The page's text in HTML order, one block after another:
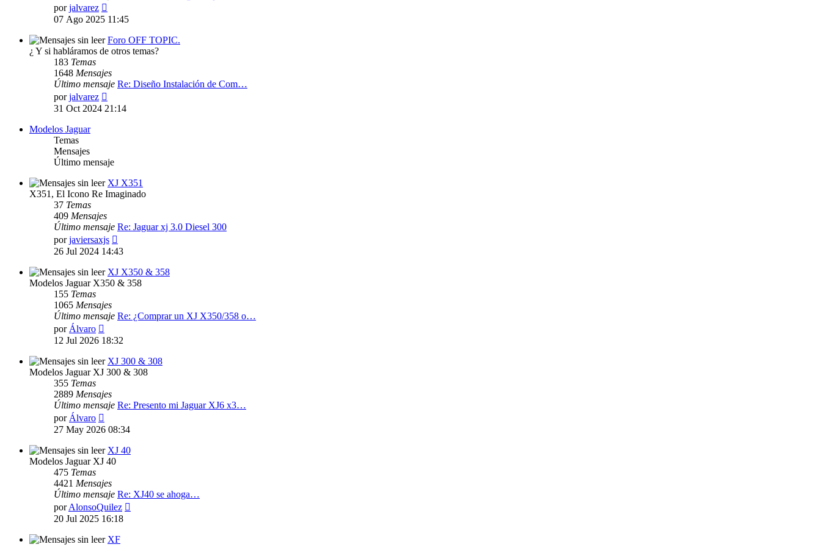
porjalvarez
último
07 Ago 2025 11:45
Foro OFF TOPIC.
¿ Y si habláramos de otros temas?
183 Temas
1648 Mensajes
Último mensaje Re: Diseño Instalación de Com…
porjalvarez
último
31 Oct 2024 21:14
Modelos Jaguar
Temas
Mensajes
Último mensaje
XJ X351
X351, El Icono Re Imaginado
37 Temas
409 Mensajes
Último mensaje Re: Jaguar xj 3.0 Diesel 300
porjaviersaxjs
último
26 Jul 2024 14:43
XJ X350 & 358
Modelos Jaguar X350 & 358
155 Temas
1065 Mensajes
Último mensaje Re: ¿Comprar un XJ X350/358 o…
porÁlvaro
último
12 Jul 2026 18:32
XJ 300 & 308
Modelos Jaguar XJ 300 & 308
355 Temas
2889 Mensajes
Último mensaje Re: Presento mi Jaguar XJ6 x3…
porÁlvaro
último
27 May 2026 08:34
XJ 40
Modelos Jaguar XJ 40
475 Temas
4421 Mensajes
Último mensaje Re: XJ40 se ahoga…
porAlonsoQuilez
20 Jul 2025 16:18
XF